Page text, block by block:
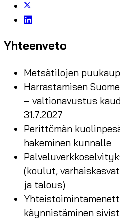
Yhteenveto
Metsätilojen
Harrastamisen
– valtionavustus
31.7.2027
Perittömän
hakeminen kunnalle
(koulut,
ja talous)
käynnistäminen